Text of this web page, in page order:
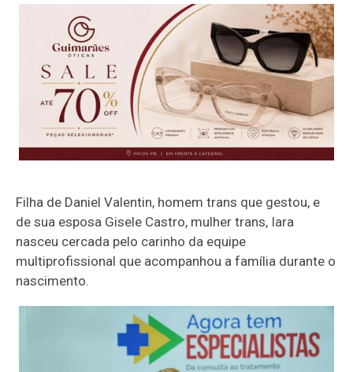
Filha de Daniel Valentin, homem trans que gestou, e
de sua esposa Gisele Castro, mulher trans, Iara
nasceu cercada pelo carinho da equipe
multiprofissional que acompanhou a família durante o
nascimento.